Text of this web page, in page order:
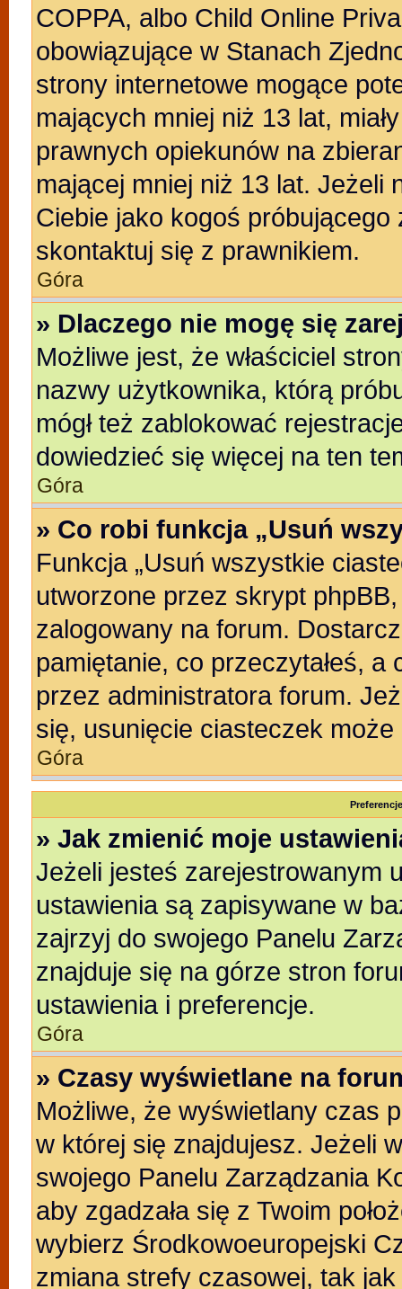
COPPA, albo Child Online
obowiązujące w Stanach
strony internetowe mogące
mających mniej niż 13 lat,
prawnych opiekunów na
mającej mniej niż 13 lat. Jeżeli
Ciebie jako kogoś
skontaktuj się z prawnikiem.
Góra
» Dlaczego nie mogę się
Możliwe jest, że właściciel
nazwy użytkownika, którą
mógł też zablokować
dowiedzieć się więcej na ten
Góra
» Co robi funkcja „Usuń
Funkcja „Usuń wszystkie
utworzone przez skrypt
zalogowany na forum.
pamiętanie, co przeczytałeś, a
przez administratora forum.
się, usunięcie ciasteczek może
Góra
» Jak zmienić moje
Jeżeli jesteś zarejestrowanym
ustawienia są zapisywane w
zajrzyj do swojego Panelu
znajduje się na górze stron
ustawienia i preferencje.
Góra
» Czasy wyświetlane na
Możliwe, że wyświetlany czas
w której się znajdujesz. Jeżeli
swojego Panelu Zarządzania
aby zgadzała się z Twoim
wybierz Środkowoeuropejski
zmiana strefy czasowej, tak